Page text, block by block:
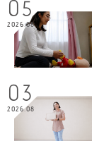
05
2026.08
03
2026.08